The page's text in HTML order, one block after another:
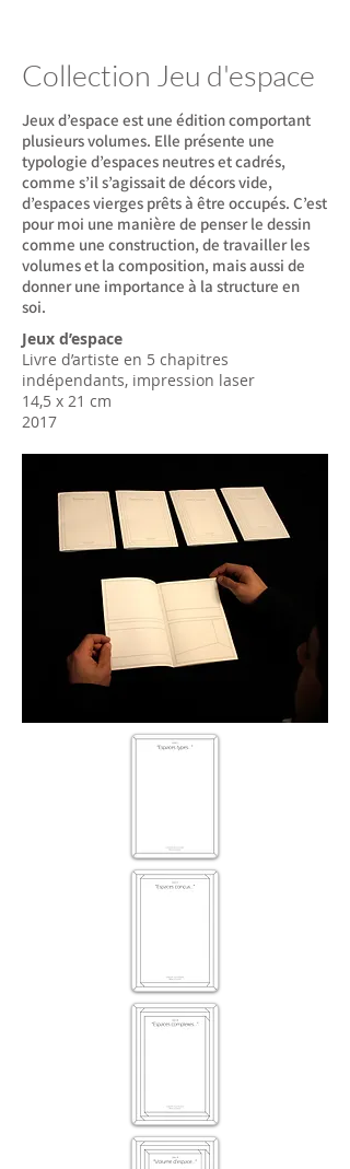
Collection Jeu d'espace
Jeux d’espace est une édition comportant
plusieurs volumes. Elle présente une
typologie d’espaces neutres et cadrés,
comme s’il s’agissait de décors vide,
d’espaces vierges prêts à être occupés. C’est
pour moi une manière de penser le dessin
comme une construction, de travailler les
volumes et la composition, mais aussi de
donner une importance à la structure en
soi.
Jeux d’espace
Livre d’artiste en 5 chapitres
indépendants, impression laser
14,5 x 21 cm
2017